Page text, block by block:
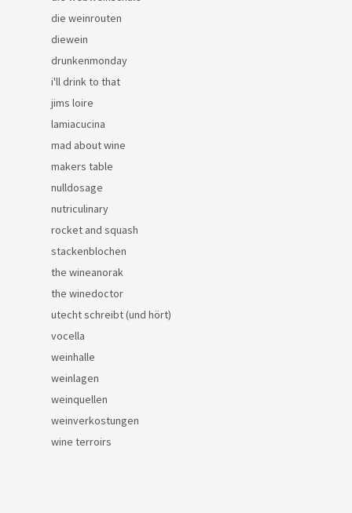
die weinrouten
diewein
drunkenmonday
i'll drink to that
jims loire
lamiacucina
mad about wine
makers table
nulldosage
nutriculinary
rocket and squash
stackenblochen
the wineanorak
the winedoctor
utecht schreibt (und hört)
vocella
weinhalle
weinlagen
weinquellen
weinverkostungen
wine terroirs